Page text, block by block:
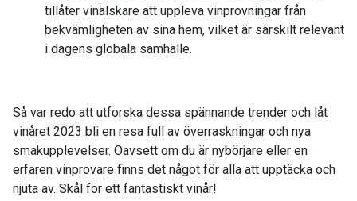
tillåter vinälskare att uppleva vinprovningar från
bekvämligheten av sina hem, vilket är särskilt relevant
i dagens globala samhälle.
Så var redo att utforska dessa spännande trender och låt
vinåret 2023 bli en resa full av överraskningar och nya
smakupplevelser. Oavsett om du är nybörjare eller en
erfaren vinprovare finns det något för alla att upptäcka och
njuta av. Skål för ett fantastiskt vinår!